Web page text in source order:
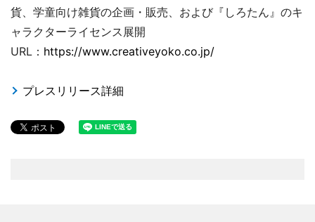
貨、学童向け雑貨の企画・販売、および『しろたん』のキ
ャラクターライセンス展開
URL： https://www.creativeyoko.co.jp/
プレスリリース詳細